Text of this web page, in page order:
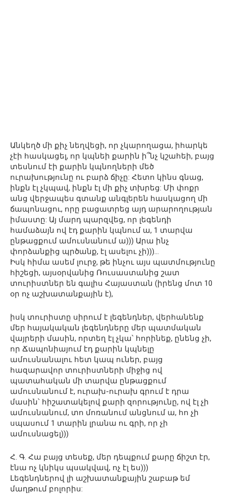
Անկեղծ մի քիչ նեղվեցի, որ չկարողացա, իհարկե
չէի հասկացել, որ կպնեի քարին ի՞նչ կշահեի, բայց
տեսնում էի քարին կպնողների մեծ
ուրախությունը ու բարձ ճիչը: Հետո կինս գնաց,
ինքն էլ չկպավ, ինքն էլ մի քիչ տխրեց: Մի փոքր
անց վերջապես գտանք անգլերեն հասկացող մի
ճապոնացու, որը բացատրեց այդ արարողության
իմաստը: Այ մարդ պարզվեց, որ լեգենդի
համաձայն ով էդ քարին կպնում ա, 1 տարվա
ընթացքում ամուսնանում ա))) Արա ինչ
փորձանքից պրծանք, էլ ասելու չի)))…
Իսկ հիմա ասեմ լուրջ, թե ինչու այս պատմությունը
հիշեցի, այսօրվանից Ռուսաստանից շատ
տուրիստներ են գալիս Հայաստան (իրենց մոտ 10
օր ոչ աշխատանքային է),
իսկ տուրիստը սիրում է լեգենդներ, վերհանենք
մեր հայակական լեգենդները մեր պատմական
վայրերի մասին, որտեղ էլ չկա՝ հորինեք, ընենց չի,
որ Ճապոնիայում էդ քարին կպնելը
ամուսնանալու հետ կապ ուներ, բայց
հազարավոր տուրիստների միջից ով
պատահական մի տարվա ընթացքում
ամուսնանում է, ուրախ-ուրախ գրում է դրա
մասին՝ հիշատակելով քարի զորությունը, ով էլ չի
ամուսնանում, տո մոռանում անցնում ա, հո չի
սպասում 1 տարին լրանա ու գրի, որ չի
ամուսնացել)))
Հ. Գ. Հա բայց տեսեք, մեր դեպքում քարը ճիշտ էր,
էնա ոչ կնիկս պսակվավ, ոչ էլ ես)))
Լեգենդներով լի աշխատանքային շաբաթ եմ
մաղթում բոլորիս: